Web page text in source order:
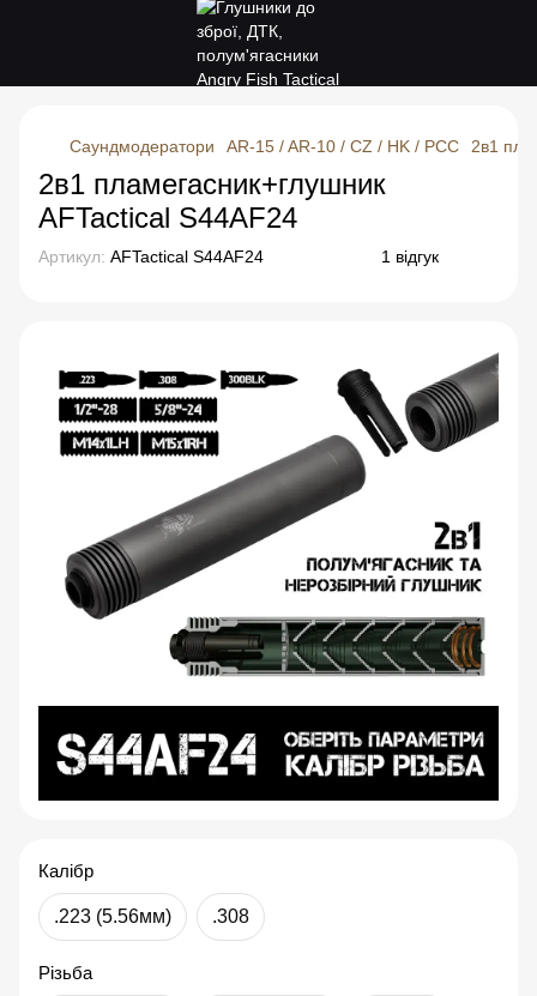
Саундмодератори AR-15 / AR-10 / CZ / HK / PCC 2в1
2в1 пламегасник+глушник
AFTactical S44AF24
Артикул: AFTactical S44AF24 1 відгук
Калібр
.223 (5.56мм) .308
Різьба